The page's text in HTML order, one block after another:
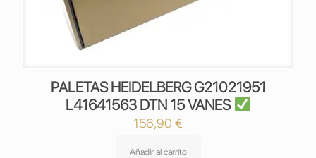
PALETAS HEIDELBERG G21021951
L41641563 DTN 15 VANES
156,90 €
Añadir al carrito